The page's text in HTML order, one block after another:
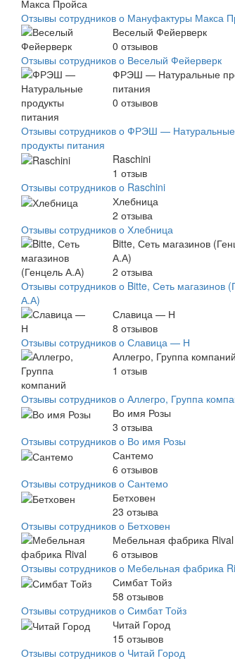
Отзывы сотрудников о Мануфактуры Макса
Веселый Фейерверк
0 отзывов
Отзывы сотрудников о Веселый Фейерверк
ФРЭШ — Натуральные
питания
0 отзывов
Отзывы сотрудников о ФРЭШ — Натуральные
продукты питания
Raschini
1 отзыв
Отзывы сотрудников о Raschini
Хлебница
2 отзыва
Отзывы сотрудников о Хлебница
Bitte, Сеть магазинов
А.А)
2 отзыва
Отзывы сотрудников о Bitte, Сеть магазинов
А.А)
Славица — Н
8 отзывов
Отзывы сотрудников о Славица — Н
Аллегро, Группа компаний
1 отзыв
Отзывы сотрудников о Аллегро, Группа
Во имя Розы
3 отзыва
Отзывы сотрудников о Во имя Розы
Сантемо
6 отзывов
Отзывы сотрудников о Сантемо
Бетховен
23 отзыва
Отзывы сотрудников о Бетховен
Мебельная фабрика Rival
6 отзывов
Отзывы сотрудников о Мебельная фабрика
Симбат Тойз
58 отзывов
Отзывы сотрудников о Симбат Тойз
Читай Город
15 отзывов
Отзывы сотрудников о Читай Город